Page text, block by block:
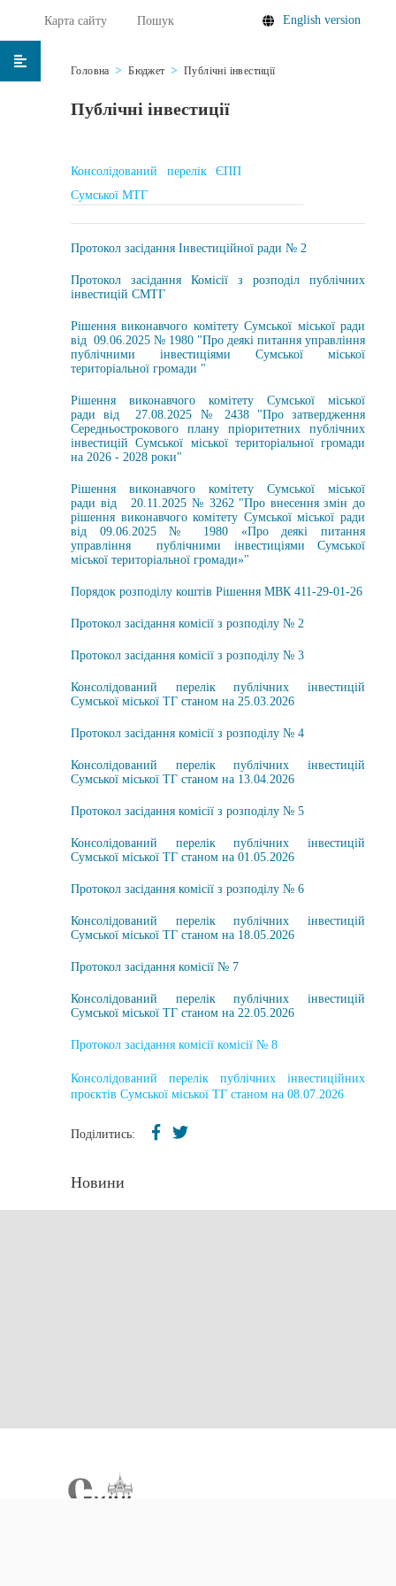
Карта сайту Пошук English version
Головна Бюджет Публічні інвестиції
Публічні інвестиції
Консолідований перелік ЄПП
Сумської МТГ
Протокол засідання Інвестиційної ради № 2
Протокол засідання Комісії з розподіл публічних
інвестицій СМТГ
Рішення виконавчого комітету Сумської міської ради
від 09.06.2025 № 1980 "Про деякі питання управління
публічними інвестиціями Сумської міської
територіальної громади "
Рішення виконавчого комітету Сумської міської
ради від 27.08.2025 № 2438 "Про затвердження
Середньострокового плану пріоритетних публічних
інвестицій Сумської міської територіальної громади
на 2026 - 2028 роки"
Рішення виконавчого комітету Сумської міської
ради від 20.11.2025 № 3262 "Про внесення змін до
рішення виконавчого комітету Сумської міської ради
від 09.06.2025 № 1980 «Про деякі питання
управління публічними інвестиціями Сумської
міської територіальної громади»"
Порядок розподілу коштів Рішення МВК 411-29-01-26
Протокол засідання комісії з розподілу № 2
Протокол засідання комісії з розподілу № 3
Консолідований перелік публічних інвестицій
Сумської міської ТГ станом на 25.03.2026
Протокол засідання комісії з розподілу № 4
Консолідований перелік публічних інвестицій
Сумської міської ТГ станом на 13.04.2026
Протокол засідання комісії з розподілу № 5
Консолідований перелік публічних інвестицій
Сумської міської ТГ станом на 01.05.2026
Протокол засідання комісії з розподілу № 6
Консолідований перелік публічних інвестицій
Сумської міської ТГ станом на 18.05.2026
Протокол засідання комісії № 7
Консолідований перелік публічних інвестицій
Сумської міської ТГ станом на 22.05.2026
Протокол засідання комісії комісії № 8
Консолідований перелік публічних інвестиційних
проєктів Сумської міської ТГ станом на 08.07.2026
Поділитись:
Новини